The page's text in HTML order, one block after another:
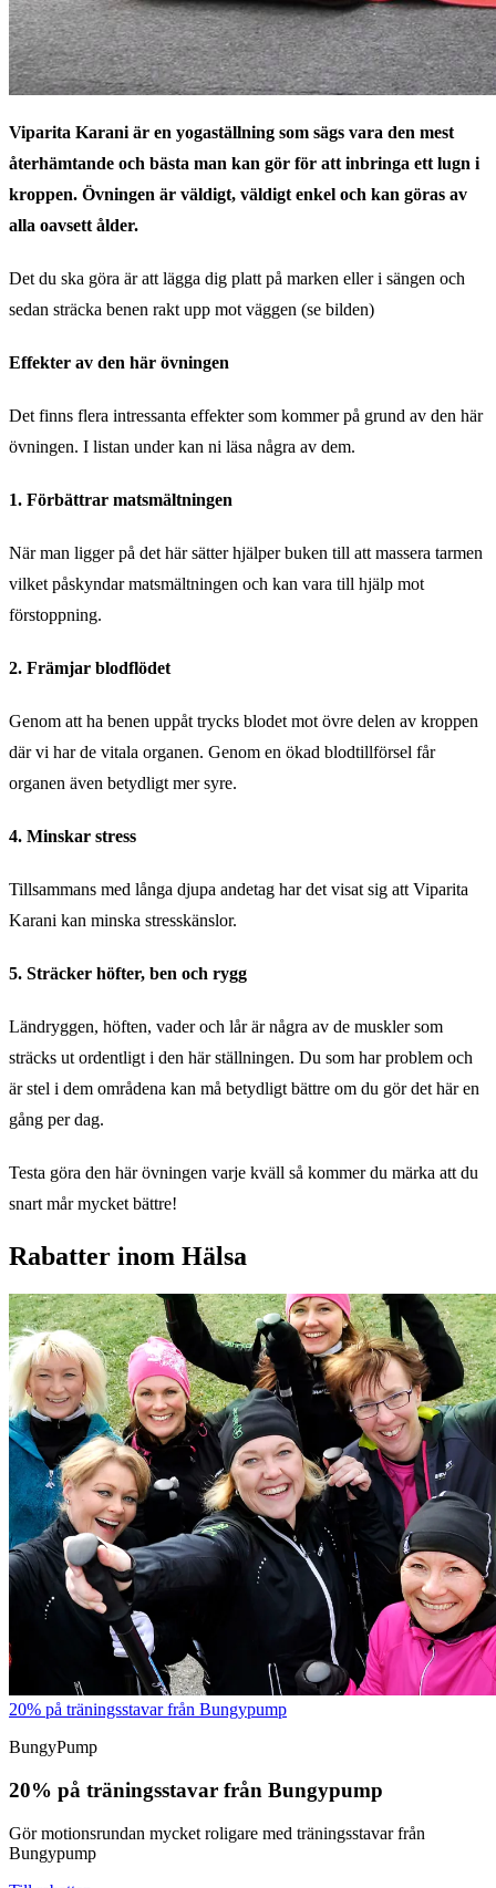
Viparita Karani är en yogaställning som sägs vara den mest
återhämtande och bästa man kan gör för att inbringa ett lugn i
kroppen. Övningen är väldigt, väldigt enkel och kan göras av
alla oavsett ålder.
Det du ska göra är att lägga dig platt på marken eller i sängen och
sedan sträcka benen rakt upp mot väggen (se bilden)
Effekter av den här övningen
Det finns flera intressanta effekter som kommer på grund av den här
övningen. I listan under kan ni läsa några av dem.
1. Förbättrar matsmältningen
När man ligger på det här sätter hjälper buken till att massera tarmen
vilket påskyndar matsmältningen och kan vara till hjälp mot
förstoppning.
2. Främjar blodflödet
Genom att ha benen uppåt trycks blodet mot övre delen av kroppen
där vi har de vitala organen. Genom en ökad blodtillförsel får
organen även betydligt mer syre.
4. Minskar stress
Tillsammans med långa djupa andetag har det visat sig att Viparita
Karani kan minska stresskänslor.
5. Sträcker höfter, ben och rygg
Ländryggen, höften, vader och lår är några av de muskler som
sträcks ut ordentligt i den här ställningen. Du som har problem och
är stel i dem områdena kan må betydligt bättre om du gör det här en
gång per dag.
Testa göra den här övningen varje kväll så kommer du märka att du
snart mår mycket bättre!
Rabatter inom Hälsa
20% på träningsstavar från Bungypump
BungyPump
20% på träningsstavar från Bungypump
Gör motionsrundan mycket roligare med träningsstavar från
Bungypump